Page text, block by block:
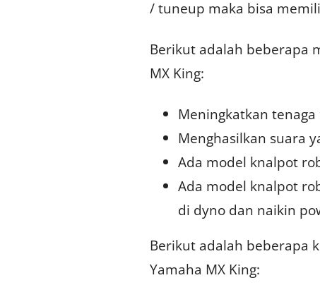
/ tuneup maka bisa
Berikut adalah beberapa
MX King:
Meningkatkan
Menghasilkan suara
Ada model knalpot
Ada model knalpot
di dyno dan naikin
Berikut adalah beberapa
Yamaha MX King: